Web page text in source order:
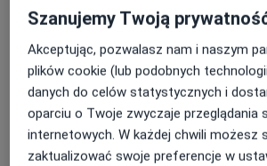
mgr Paulina Górnicka
(Macyszyn)
psychoterapeuta
mgr Aleksandra
Zaleśna
psychoterapeuta
Zobacz wszystkich 4 specjalistów
Pokaż profil
Szanujemy Twoją
Akceptując, pozwalasz nam i naszym
plików cookie (lub podobnych
danych do celów statystycznych i
oparciu o Twoje zwyczaje przeglądania
internetowych. W każdej chwili możesz
zaktualizować swoje preferencje w